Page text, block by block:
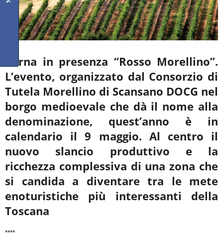
Torna in presenza “Rosso Morellino”.
L’evento, organizzato dal Consorzio di
Tutela Morellino di Scansano DOCG nel
borgo medioevale che dà il nome alla
denominazione, quest’anno è in
calendario il 9 maggio. Al centro il
nuovo slancio produttivo e la
ricchezza complessiva di una zona che
si candida a diventare tra le mete
enoturistiche più interessanti della
Toscana
****